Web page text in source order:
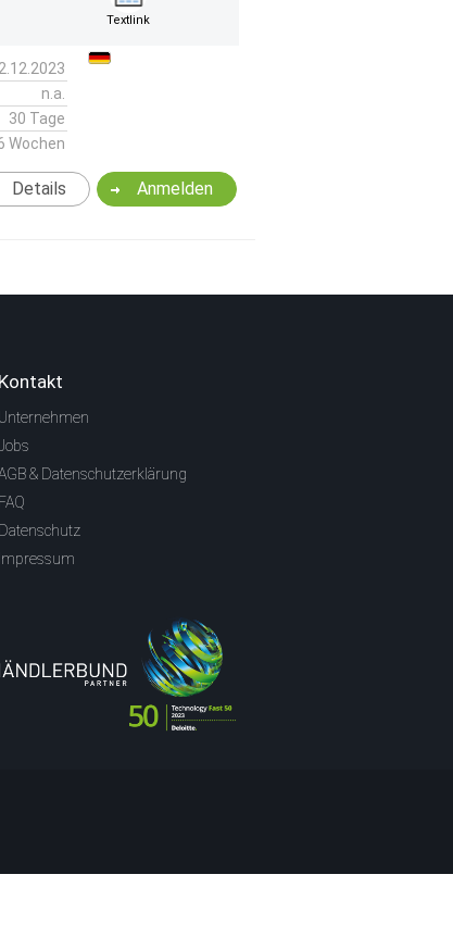
Textlink
n.a.
30 Tage
Wochen
Anmelden
Details
Kontakt
Unternehmen
& Datenschutzerklärung
FAQ
Datenschutz
Impressum